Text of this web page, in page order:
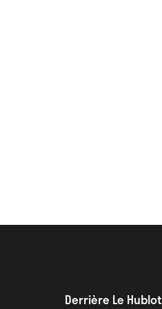
Derrière Le Hublot